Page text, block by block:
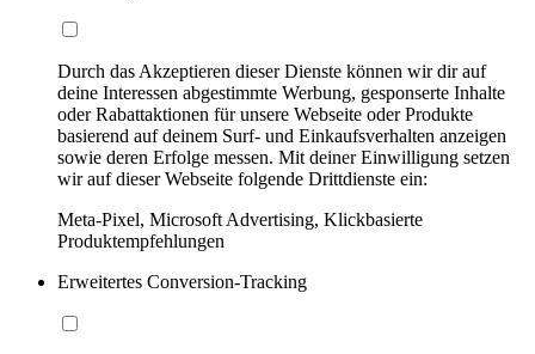
Durch das Akzeptieren dieser Dienste können wir dir auf
deine Interessen abgestimmte Werbung, gesponserte Inhalte
oder Rabattaktionen für unsere Webseite oder Produkte
basierend auf deinem Surf- und Einkaufsverhalten anzeigen
sowie deren Erfolge messen. Mit deiner Einwilligung setzen
wir auf dieser Webseite folgende Drittdienste ein:
Meta-Pixel, Microsoft Advertising, Klickbasierte
Produktempfehlungen
Erweitertes Conversion-Tracking